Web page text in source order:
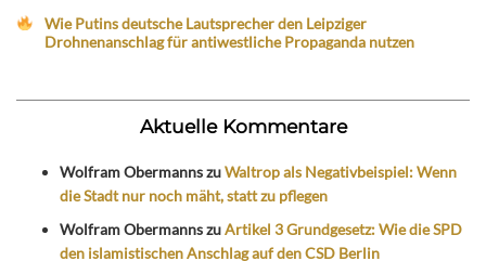
Wie Putins deutsche Lautsprecher den Leipziger
Drohnenanschlag für antiwestliche Propaganda nutzen
Aktuelle Kommentare
Wolfram ObermannszuWaltrop als Negativbeispiel: Wenn
die Stadt nur noch mäht, statt zu pflegen
Wolfram ObermannszuArtikel 3 Grundgesetz: Wie die SPD
den islamistischen Anschlag auf den CSD Berlin